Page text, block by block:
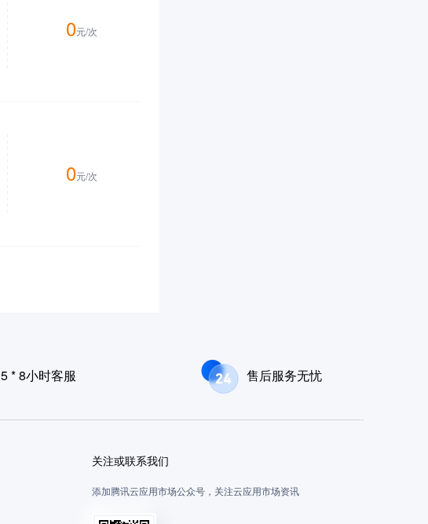
0元/次
0元/次
5 * 8小时客服 售后服务无忧
关注或联系我们
添加腾讯云应用市场公众号，关注云应用市场资讯